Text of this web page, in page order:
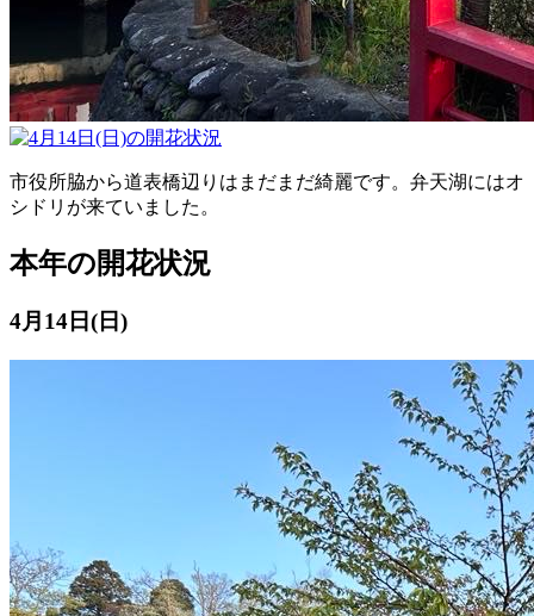
市役所脇から道表橋辺りはまだまだ綺麗です。弁天湖にはオ
シドリが来ていました。
本年の開花状況
4月14日(日)